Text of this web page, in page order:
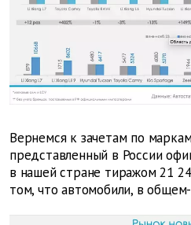
Вернемся к зачетам по
представленный в России
в нашей стране тиражом 21
том, что автомобили, в